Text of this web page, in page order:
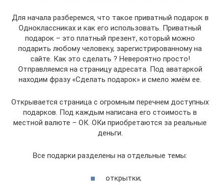
Для начала разберемся, что такое приватный подарок в
Одноклассниках и как его использовать. Приватный
подарок – это платный презент, который можно
подарить любому человеку, зарегистрированному на
сайте. Как это сделать ? Невероятно просто!
Отправляемся на страницу адресата. Под аватаркой
находим фразу «Сделать подарок» и смело жмём ее.
Открывается страница с огромным перечнем доступных
подарков. Под каждым написана его стоимость в
местной валюте – ОК. ОКи приобретаются за реальные
деньги.
Все подарки разделены на отдельные темы:
открытки;